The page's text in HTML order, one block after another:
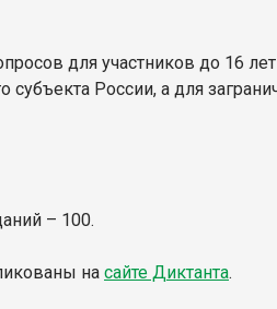
для участников до 16
России, а для
– 100.
на сайте Диктанта.